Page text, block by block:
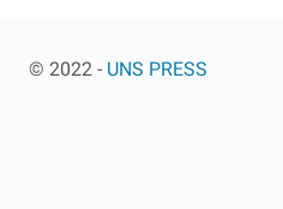
© 2022 - UNS PRESS